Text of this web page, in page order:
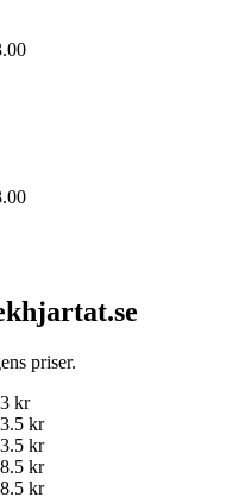
priser.
kr
kr
kr
kr
kr